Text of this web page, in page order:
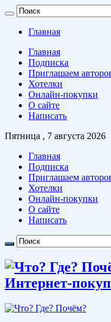
Главная
Главная
Подписка
Приглашаем
Хотелки
Онлайн-покупки
О сайте
Написать
Пятница , 7 августа 2026
Главная
Подписка
Приглашаем
Хотелки
Онлайн-покупки
О сайте
Написать
Интернет-